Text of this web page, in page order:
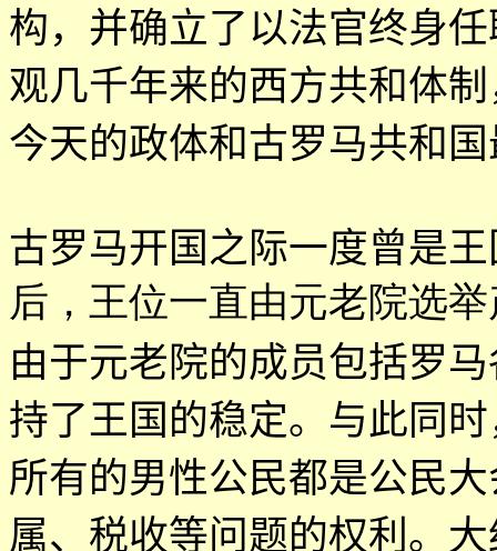
构，并确立了以法官终身
观几千年来的西方共和体
今天的政体和古罗马共和
古罗马开国之际一度曾是
后，王位一直由元老院选
由于元老院的成员包括罗
持了王国的稳定。与此同
所有的男性公民都是公民
属、税收等问题的权利。